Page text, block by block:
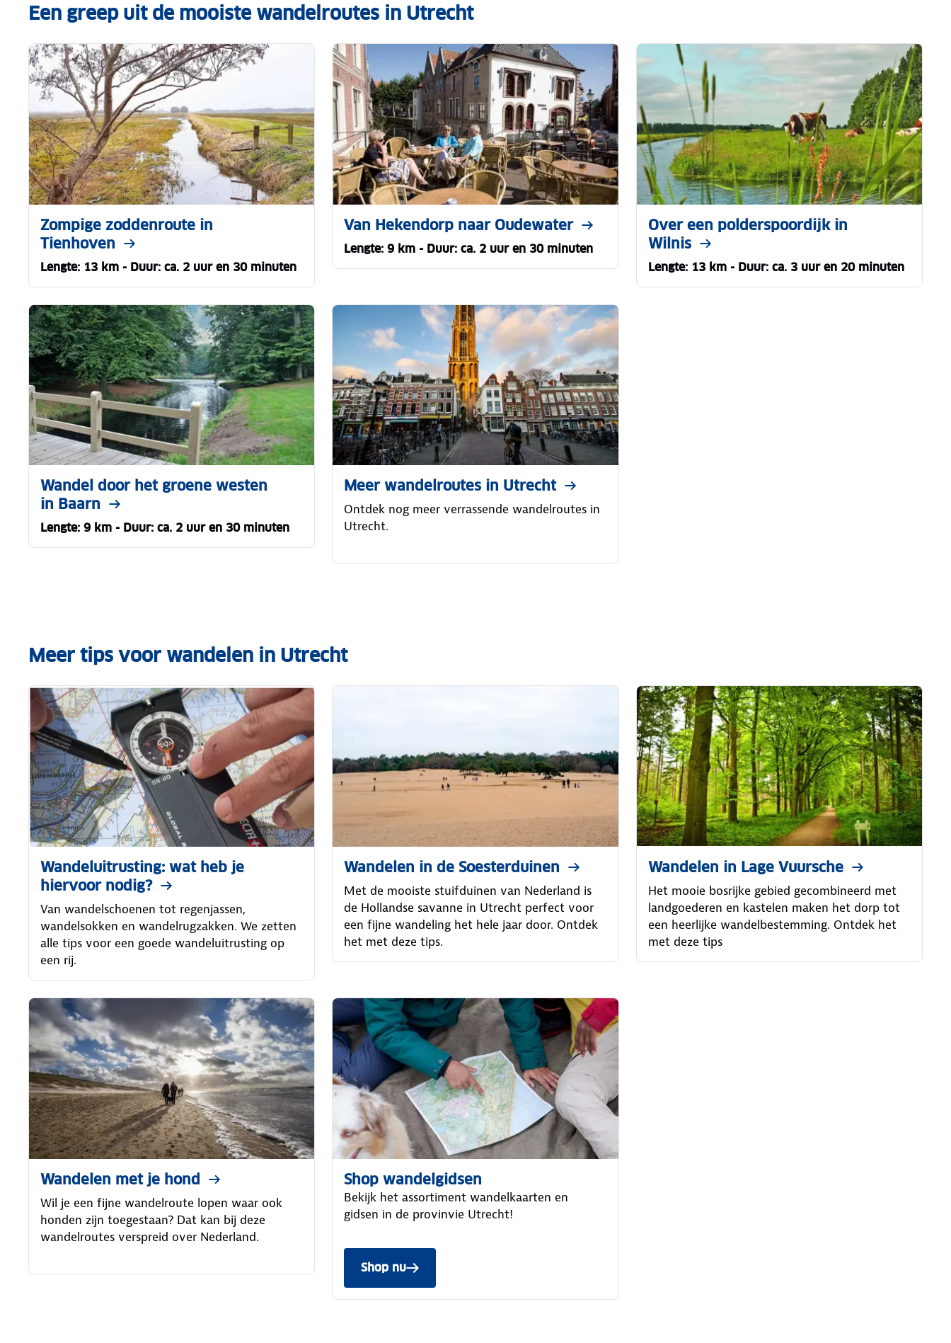
Een greep uit de mooiste wandelroutes in Utrecht
Zompige zoddenroute in
Tienhoven
Lengte: 13 km - Duur: ca. 2 uur en 30 minuten
Van Hekendorp naar Oudewater
Lengte: 9 km - Duur: ca. 2 uur en 30 minuten
Over een polderspoordijk in
Wilnis
Lengte: 13 km - Duur: ca. 3 uur en 20 minuten
Wandel door het groene westen
in Baarn
Lengte: 9 km - Duur: ca. 2 uur en 30 minuten
Meer wandelroutes in Utrecht
Ontdek nog meer verrassende wandelroutes in
Utrecht.
Meer tips voor wandelen in Utrecht
Wandeluitrusting: wat heb je
hiervoor nodig?
Van wandelschoenen tot regenjassen,
wandelsokken en wandelrugzakken. We zetten
alle tips voor een goede wandeluitrusting op
een rij.
Wandelen in de Soesterduinen
Met de mooiste stuifduinen van Nederland is
de Hollandse savanne in Utrecht perfect voor
een fijne wandeling het hele jaar door. Ontdek
het met deze tips.
Wandelen in Lage Vuursche
Het mooie bosrijke gebied gecombineerd met
landgoederen en kastelen maken het dorp tot
een heerlijke wandelbestemming. Ontdek het
met deze tips
Wandelen met je hond
Wil je een fijne wandelroute lopen waar ook
honden zijn toegestaan? Dat kan bij deze
wandelroutes verspreid over Nederland.
Shop wandelgidsen
Bekijk het assortiment wandelkaarten en
gidsen in de provinvie Utrecht!
Shop nu